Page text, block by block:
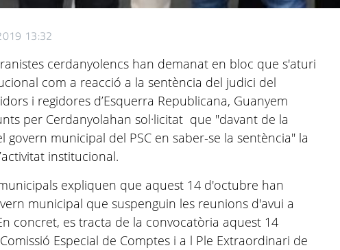
13:32
cerdanyolencs han demanat en bloc que s'aturi
com a reacció a la sentència del judici del
i regidores d’Esquerra Republicana, Guanyem
per Cerdanyolahan sol·licitat que "davant de la
govern municipal del PSC en saber-se la sentència" la
institucional.
expliquen que aquest 14 d'octubre han
municipal que suspenguin les reunions d'avui a
concret, es tracta de la convocatòria aquest 14
Especial de Comptes i a l Ple Extraordinari de